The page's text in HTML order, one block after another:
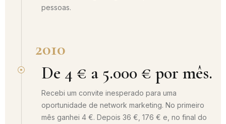
pessoas.
2010
De 4 € a 5.000 € por mês.
Recebi um convite inesperado para uma
oportunidade de network marketing. No primeiro
mês ganhei 4 €. Depois 36 €, 176 € e, no final do